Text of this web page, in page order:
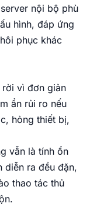
nội bộ phù
hình, đáp ứng
phục khác
vì đơn giản
ẩn rủi ro nếu
hỏng thiết bị,
vẫn là tính ổn
diễn ra đều đặn,
thao tác thủ